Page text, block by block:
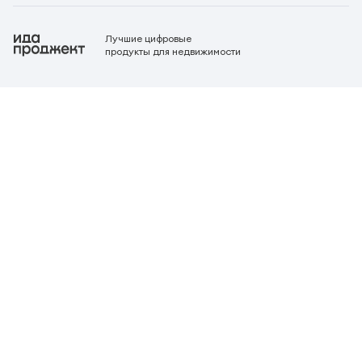
Лучшие цифровые
продукты для недвижимости